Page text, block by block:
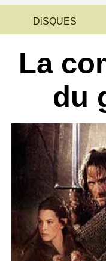
DiSQUES
La
du